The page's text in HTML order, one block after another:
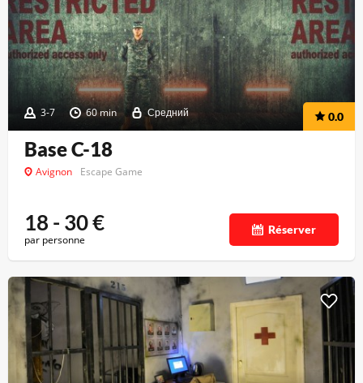
3-7 60 min Средний 0.0
Base C-18
Avignon Escape Game
18 - 30€
par personne
Réserver